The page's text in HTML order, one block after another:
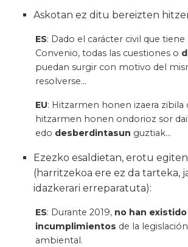
Askotan ez ditu bereizten
ES: Dado el carácter civil que
Convenio, todas las cuestiones o
puedan surgir con motivo del
resolverse…
EU: Hitzarmen honen izaera zibila
hitzarmen honen ondorioz sor
edo desberdintasun guztiak…
Ezezko esaldietan, erotu
(harritzekoa ere ez da tarteka,
idazkerari erreparatuta):
ES: Durante 2019, no han existido
incumplimientos de la
ambiental.